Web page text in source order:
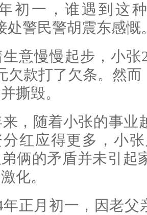
初一，谁遇到这
处警民警胡震东感慨
生意慢慢起步，小
欠款打了欠条。然
撕毁。
来，随着小张的事业
红应得更多，小
俩的矛盾并未引起
化。
年正月初一，因老